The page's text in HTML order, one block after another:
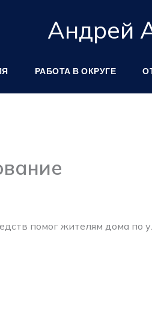
Андрей
РАБОТА В ОКРУГЕ
помог жителям дома по